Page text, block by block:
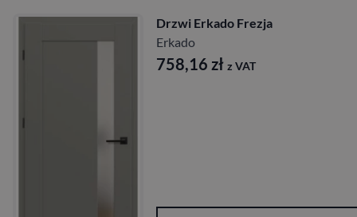
Drzwi Erkado Frezja
Erkado
758,16 zł z VAT